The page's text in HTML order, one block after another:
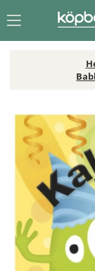
Babblarna Bok